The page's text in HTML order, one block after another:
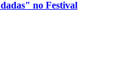
no Festival